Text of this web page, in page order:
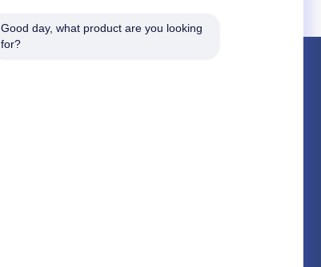
Good day, what product are you looking
for?